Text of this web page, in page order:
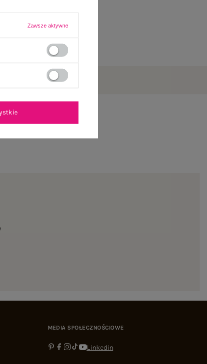
MEDIA SPOŁECZNOŚCIOWE
Linkedin
Zawsze aktywne